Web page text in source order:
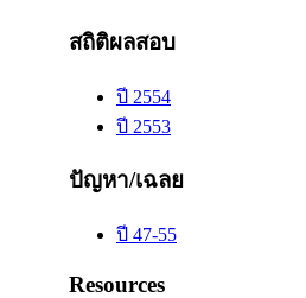
สถิติผลสอบ
ปี 2554
ปี 2553
ปัญหา/เฉลย
ปี 47-55
Resources